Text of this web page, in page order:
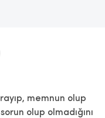
memnun olup
olup olmadığını